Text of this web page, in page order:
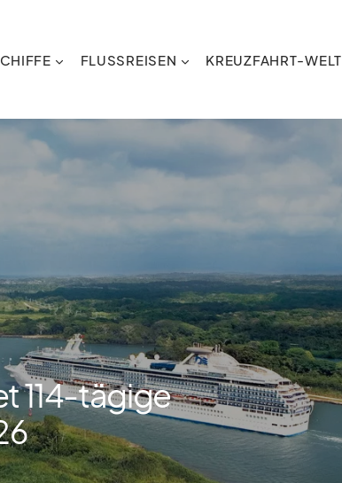
FLUSSREISEN KREUZFAHRT-WELT
114-tägige